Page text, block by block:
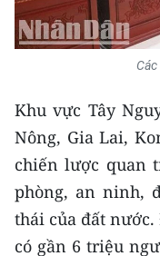
Đồng bằng sông
Bắc Trung Bộ
Nguyên
Đông Nam Bộ
Đồng bằng sông
Chuyên trang Hà
Khu vực Tây
Nông, Gia Lai,
chiến lược quan
phòng, an ninh,
thái của đất
có gần 6 triệu